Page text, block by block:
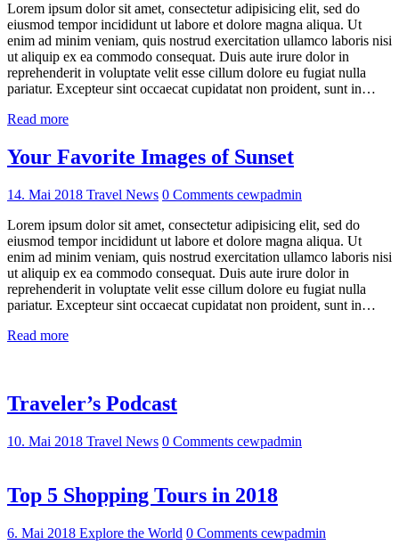
Lorem ipsum dolor sit amet, consectetur adipisicing elit, sed do
eiusmod tempor incididunt ut labore et dolore magna aliqua. Ut
enim ad minim veniam, quis nostrud exercitation ullamco laboris nisi
ut aliquip ex ea commodo consequat. Duis aute irure dolor in
reprehenderit in voluptate velit esse cillum dolore eu fugiat nulla
pariatur. Excepteur sint occaecat cupidatat non proident, sunt in…
Read more
Your Favorite Images of Sunset
14. Mai 2018 Travel News 0 Comments cewpadmin
Lorem ipsum dolor sit amet, consectetur adipisicing elit, sed do
eiusmod tempor incididunt ut labore et dolore magna aliqua. Ut
enim ad minim veniam, quis nostrud exercitation ullamco laboris nisi
ut aliquip ex ea commodo consequat. Duis aute irure dolor in
reprehenderit in voluptate velit esse cillum dolore eu fugiat nulla
pariatur. Excepteur sint occaecat cupidatat non proident, sunt in…
Read more
Traveler’s Podcast
10. Mai 2018 Travel News 0 Comments cewpadmin
Top 5 Shopping Tours in 2018
6. Mai 2018 Explore the World 0 Comments cewpadmin